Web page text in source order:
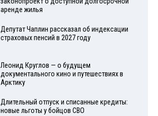
аренде жилья
Депутат Чаплин рассказал об индексации
страховых пенсий в 2027 году
Леонид Круглов — о будущем
документального кино и путешествиях в
Арктику
Длительный отпуск и списанные кредиты:
новые льготы у бойцов СВО